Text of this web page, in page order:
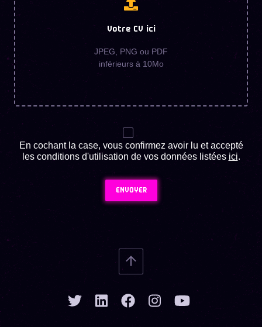
Votre CV ici
JPEG, PNG ou PDF
inférieurs à 10Mo
En cochant la case, vous confirmez avoir lu et accepté
les conditions d'utilisation de vos données listées ici.
ENVOYER